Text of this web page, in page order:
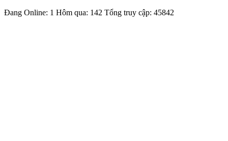
Đang Online: 1 Hôm qua: 142 Tổng truy cập: 45842